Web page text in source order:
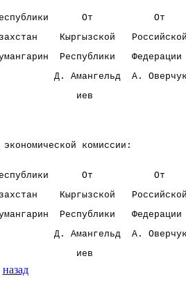
От
Кыргызской
Республики
А.
От
Кыргызской
Республики
А.
назад